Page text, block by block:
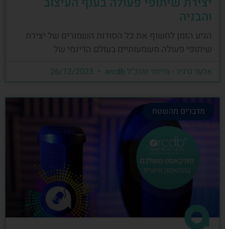
והבניה
הגיע הזמן לחשוף את כל הסודות השמורים של יצירת
שיתופי פעולה משמעותיים בעולם הדינמי של
אלעד גרגיר - מייסד ומנכ"ל arcdb
מדברים מהשטח